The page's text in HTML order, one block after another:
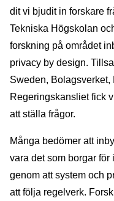
dit vi bjudit in forskare
Tekniska Högskolan
forskning på området
privacy by design.
Sweden, Bolagsverket,
Regeringskansliet fick
att ställa frågor.
Många bedömer att
vara det som borgar
genom att system och
att följa regelverk.